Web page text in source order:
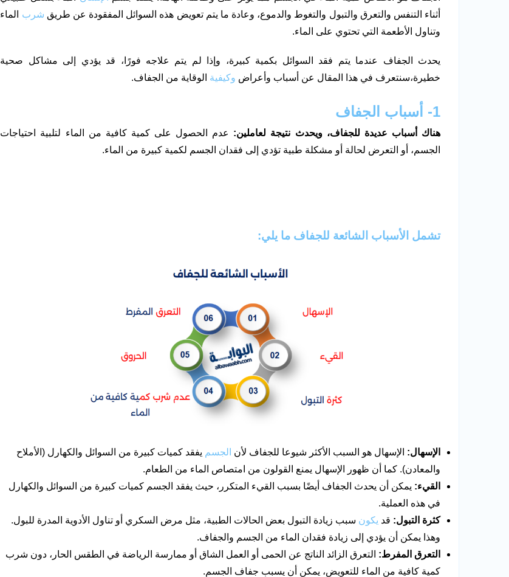
أثناء التنفس والتعرق والتبول والتغوط والدموع، وعادة ما يتم تعويض هذه السوائل المفقودة عن طريق شرب الماء
وتناول الأطعمة التي تحتوي على الماء.
يحدث الجفاف عندما يتم فقد السوائل بكمية كبيرة، وإذا لم يتم علاجه فورًا، قد يؤدي إلى مشاكل صحية
خطيرة،سنتعرف في هذا المقال عن أسباب وأعراض وكيفية الوقاية من الجفاف.
1- أسباب الجفاف
هناك أسباب عديدة للجفاف، ويحدث نتيجة لعاملين: عدم الحصول على كمية كافية من الماء لتلبية احتياجات
الجسم، أو التعرض لحالة أو مشكلة طبية تؤدي إلى فقدان الجسم لكمية كبيرة من الماء.
تشمل الأسباب الشائعة للجفاف ما يلي:
الإسهال: الإسهال هو السبب الأكثر شيوعا للجفاف لأن الجسم يفقد كميات كبيرة من السوائل والكهارل (الأملاح
والمعادن). كما أن ظهور الإسهال يمنع القولون من امتصاص الماء من الطعام.
القيء: يمكن أن يحدث الجفاف أيضًا بسبب القيء المتكرر، حيث يفقد الجسم كميات كبيرة من السوائل والكهارل
في هذه العملية.
كثرة التبول: قد يكون سبب زيادة التبول بعض الحالات الطبية، مثل مرض السكري أو تناول الأدوية المدرة للبول.
وهذا يمكن أن يؤدي إلى زيادة فقدان الماء من الجسم والجفاف.
التعرق المفرط: التعرق الزائد الناتج عن الحمى أو العمل الشاق أو ممارسة الرياضة في الطقس الحار، دون شرب
كمية كافية من الماء للتعويض، يمكن أن يسبب جفاف الجسم.